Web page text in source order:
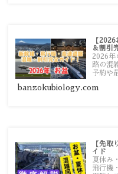
【
＆割引
2026年
路の混
予約や
い移動
banzokubiology.com
【先取
イド
夏休み
飛行機